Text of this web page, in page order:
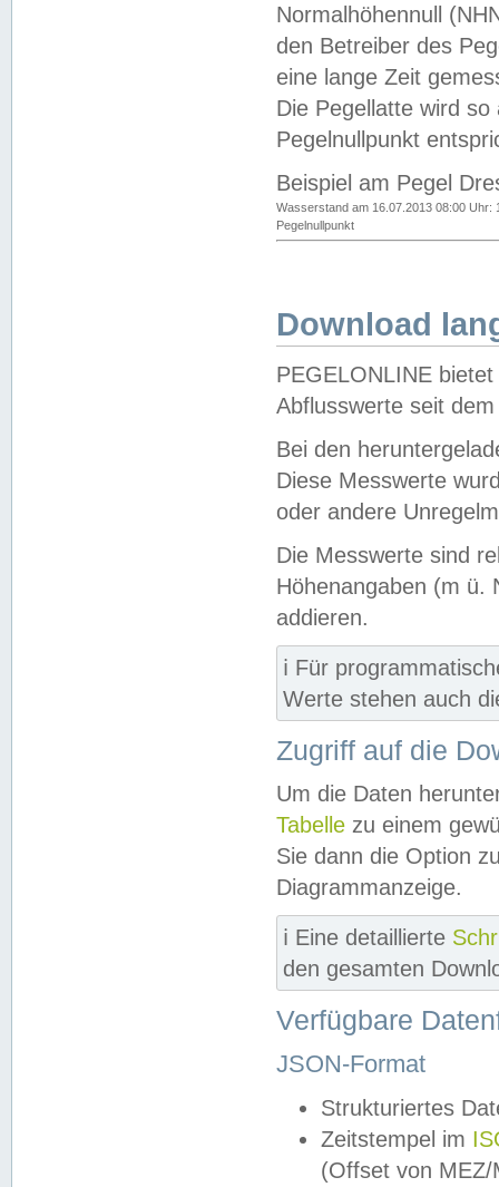
Normalhöhennull
den Betreiber des
eine lange Zeit
Die Pegellatte wird
Pegelnullpunkt
Beispiel am Pegel
Wasserstand am 16.07.2013 08:00 Uhr:
Pegelnullpunkt
Download
PEGELONLINE
Abflusswerte seit
Bei den
Diese Messwerte
oder andere
Die Messwerte sind
Höhenangaben (m ü.
addieren.
ℹ️ Für
Werte stehen auch
Zugriff auf die
Um die Daten
Tabelle zu einem
Sie dann die Option
Diagrammanzeige.
ℹ️ Eine detaillierte
den gesamten
Verfügbare
JSON-Format
Strukturiertes
Zeitstempel im
(Offset von MEZ/